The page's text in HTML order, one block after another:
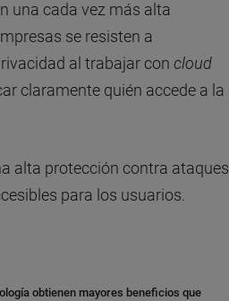
una cada vez más alta
se resisten a
al trabajar con cloud
claramente quién accede a la
alta protección contra ataques
para los usuarios.
obtienen mayores beneficios que